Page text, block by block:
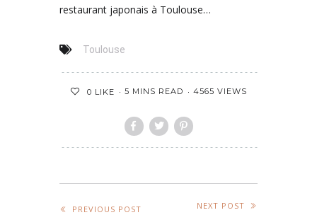
restaurant japonais à Toulouse…
Toulouse
0 LIKE 5 MINS READ 4565 VIEWS
PREVIOUS POST NEXT POST